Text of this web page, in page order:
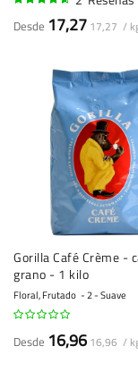
Desde 17,27 17,27 /
Gorilla Café Crème -
grano - 1 kilo
Floral, Frutado 2 - Suave
Desde 16,96 16,96 /